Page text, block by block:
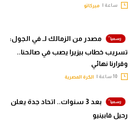
ساعة | ميركاتو
مصدر من الزمالك لـ في الجول:
تسريب خطاب بيزيرا يصب في صالحنا..
وقرارنا نهائي
الكرة المصرية
بعد 3 سنوات.. اتحاد جدة يعلن
رحيل فابينيو